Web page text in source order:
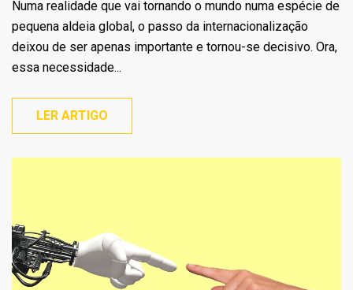
Numa realidade que vai tornando o mundo numa espécie de
pequena aldeia global, o passo da internacionalização
deixou de ser apenas importante e tornou-se decisivo. Ora,
essa necessidade...
LER ARTIGO